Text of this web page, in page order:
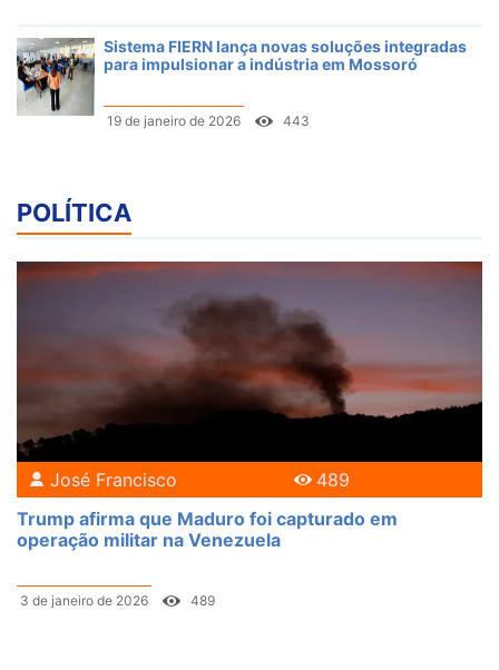
Sistema FIERN lança novas soluções integradas
para impulsionar a indústria em Mossoró
19 de janeiro de 2026 443
POLÍTICA
José Francisco
489
Trump afirma que Maduro foi capturado em
operação militar na Venezuela
3 de janeiro de 2026 489